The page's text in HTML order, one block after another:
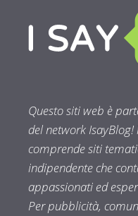
Questo siti web è
del network
comprende siti
indipendente che
appassionati ed
Per pubblicità,